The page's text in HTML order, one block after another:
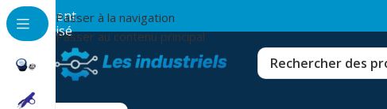
Passer à la navigation
Passer au contenu principal
Paiement
sécurisé